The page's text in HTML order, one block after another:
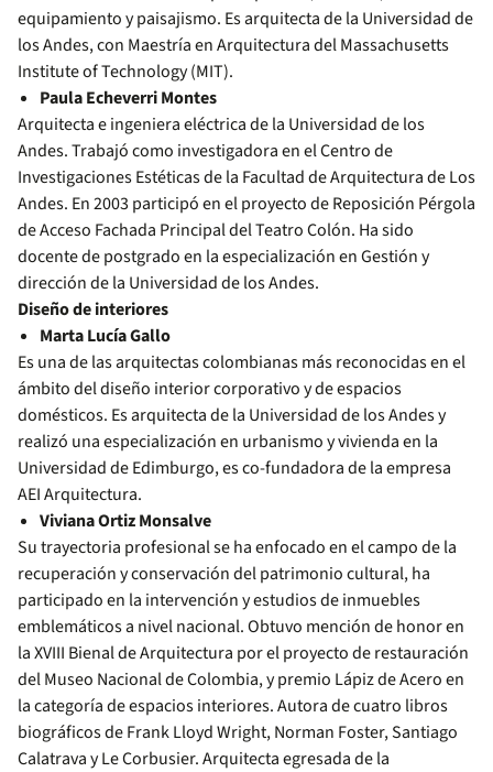
equipamiento y paisajismo. Es arquitecta de la Universidad de
los Andes, con Maestría en Arquitectura del Massachusetts
Institute of Technology (MIT).
Paula Echeverri Montes
Arquitecta e ingeniera eléctrica de la Universidad de los
Andes. Trabajó como investigadora en el Centro de
Investigaciones Estéticas de la Facultad de Arquitectura de Los
Andes. En 2003 participó en el proyecto de Reposición Pérgola
de Acceso Fachada Principal del Teatro Colón. Ha sido
docente de postgrado en la especialización en Gestión y
dirección de la Universidad de los Andes.
Diseño de interiores
Marta Lucía Gallo
Es una de las arquitectas colombianas más reconocidas en el
ámbito del diseño interior corporativo y de espacios
domésticos. Es arquitecta de la Universidad de los Andes y
realizó una especialización en urbanismo y vivienda en la
Universidad de Edimburgo, es co-fundadora de la empresa
AEI Arquitectura.
Viviana Ortiz Monsalve
Su trayectoria profesional se ha enfocado en el campo de la
recuperación y conservación del patrimonio cultural, ha
participado en la intervención y estudios de inmuebles
emblemáticos a nivel nacional. Obtuvo mención de honor en
la XVIII Bienal de Arquitectura por el proyecto de restauración
del Museo Nacional de Colombia, y premio Lápiz de Acero en
la categoría de espacios interiores. Autora de cuatro libros
biográficos de Frank Lloyd Wright, Norman Foster, Santiago
Calatrava y Le Corbusier. Arquitecta egresada de la